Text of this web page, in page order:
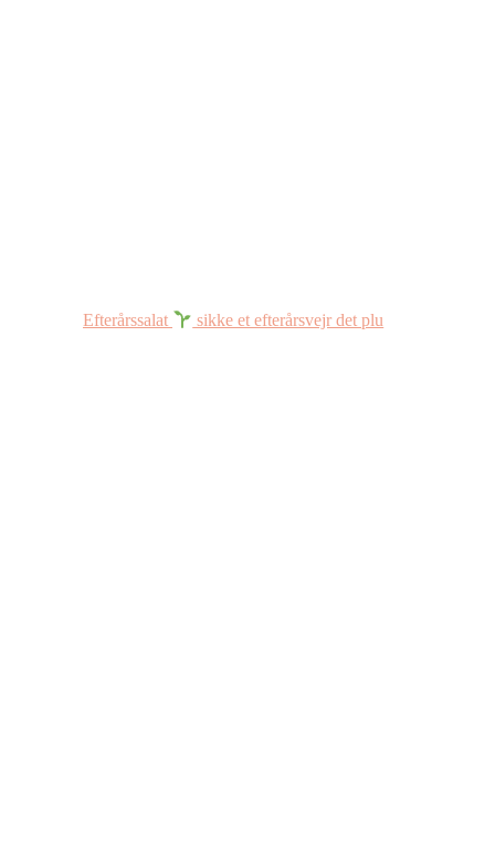
Efterårssalat sikke et efterårsvejr det plu